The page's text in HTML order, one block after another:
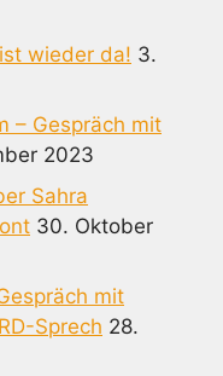
wieder da! 3.
– Gespräch mit
2023
Sahra
30. Oktober
mit
Sprech 28.